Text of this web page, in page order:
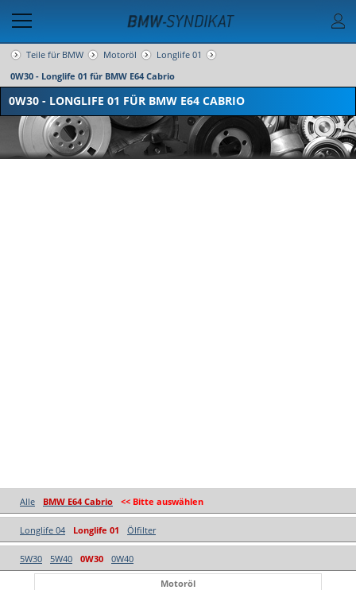
Teile für BMW Motoröl
Longlife 01
0W30 - Longlife 01 für BMW E64 Cabrio
0W30 - LONGLIFE 01 FÜR BMW E64 CABRIO
Alle BMW E64 Cabrio << Bitte auswählen
Longlife 04 Longlife 01 Ölfilter
5W30 5W40 0W30 0W40
Motoröl